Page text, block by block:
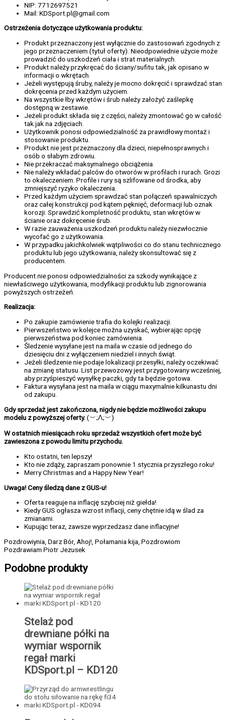
NIP: 7712697521
Mail: KDSport.pl@gmail.com
Ostrzeżenia dotyczące użytkowania produktu:
Produkt przeznaczony jest wyłącznie do zastosowań zgodnych z
jego przeznaczeniem (tytuł oferty). Nieodpowiednie użycie może
prowadzić do uszkodzeń ciała i strat materialnych.
Produkt należy przykręcać do ściany/sufitu tak, jak opisano w
informacji o wkrętach.
Jeżeli występują śruby, należy je mocno dokręcić i sprawdzać stan
dokręcenia przed każdym użyciem.
Na wszystkie łby wkrętów i śrub należy założyć zaślepkę
dostępną w zestawie.
Jeżeli produkt składa się z części, należy zmontować go w całość
tak jak na zdjęciach.
Użytkownik ponosi odpowiedzialność za prawidłowy montaż i
stosowanie produktu.
Produkt nie jest przeznaczony dla dzieci, niepełnosprawnych i
osób o słabym zdrowiu.
Nie przekraczać maksymalnego obciążenia.
Nie należy wkładać palców do otworów w profilach i rurach. Grozi
to okaleczeniem. Profile i rury są szlifowane od środka, aby
zmniejszyć ryzyko okaleczenia.
Przed każdym użyciem sprawdzać stan połączeń spawalniczych
oraz całej konstrukcji pod kątem pęknięć, deformacji lub oznak
korozji. Sprawdzić kompletność produktu, stan wkrętów w
ścianie oraz dokręcenie śrub.
W razie zauważenia uszkodzeń produktu należy niezwłocznie
wycofać go z użytkowania.
W przypadku jakichkolwiek wątpliwości co do stanu technicznego
produktu lub jego użytkowania, należy skonsultować się z
producentem.
Producent nie ponosi odpowiedzialności za szkody wynikające z
niewłaściwego użytkowania, modyfikacji produktu lub zignorowania
powyższych ostrzeżeń.
Realizacja:
Po zakupie zamówienie trafia do kolejki realizacji.
Pierwszeństwo w kolejce można uzyskać, wybierając opcję
pierwszeństwa pod koniec zamówienia.
Śledzenie wysyłane jest na maila w czasie od jednego do
dziesięciu dni z wyłączeniem niedziel i innych świąt.
Jeżeli śledzenie nie podaje lokalizacji przesyłki, należy oczekiwać
na zmianę statusu. List przewozowy jest przygotowany wcześniej,
aby przyśpieszyć wysyłkę paczki, gdy ta będzie gotowa.
Faktura wysyłana jest na maila w ciągu maxymalnie kilkunastu dni
od zakupu.
Gdy sprzedaż jest zakończona, nigdy nie będzie możliwości zakupu
modelu z powyższej oferty.(︶;ᐱ;︶)
W ostatnich miesiącach roku sprzedaż wszystkich ofert może być
zawieszona z powodu limitu przychodu.
Kto ostatni, ten lepszy!
Kto nie zdąży, zapraszam ponownie 1 stycznia przyszłego roku!
Merry Christmas and a Happy New Year!
Uwaga! Ceny śledzą dane z GUS-u!
Oferta reaguje na inflację szybciej niż giełda!
Kiedy GUS ogłasza wzrost inflacji, ceny chętnie idą w ślad za
zmianami.
Kupując teraz, zawsze wyprzedzasz dane inflacyjne!
Pozdrowiynia, Darz Bór, Ahoj!, Połamania kija, Pozdrowiom
Pozdrawiam Piotr Jezusek
Podobne produkty
Stelaż pod
drewniane półki na
wymiar wspornik
regał marki
KDSport.pl – KD120